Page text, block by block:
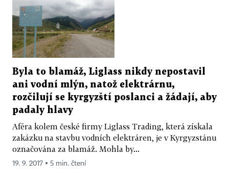
Byla to blamáž, Liglass nikdy nepostavil
ani vodní mlýn, natož elektrárnu,
rozčilují se kyrgyzští poslanci a žádají, aby
padaly hlavy
Aféra kolem české firmy Liglass Trading, která získala
zakázku na stavbu vodních elektráren, je v Kyrgyzstánu
označována za blamáž. Mohla by...
19. 9. 2017 ▪ 5 min. čtení